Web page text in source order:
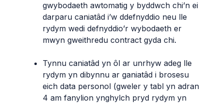
gwybodaeth awtomatig y byddwch chi’n ei
darparu caniatâd i’w ddefnyddio neu lle
rydym wedi defnyddio’r wybodaeth er
mwyn gweithredu contract gyda chi.
Tynnu caniatâd yn ôl ar unrhyw adeg lle
rydym yn dibynnu ar ganiatâd i brosesu
eich data personol (gweler y tabl yn adran
4 am fanylion ynghylch pryd rydym yn